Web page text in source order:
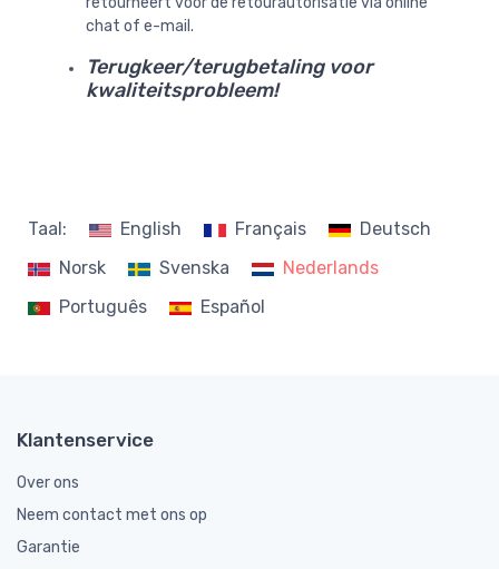
chat of e-mail.
Terugkeer/terugbetaling voor
kwaliteitsprobleem!
Taal: English Français
Deutsch
Norsk
Svenska
Nederlands
Português
Español
Klantenservice
Over ons
Neem contact met ons op
Garantie